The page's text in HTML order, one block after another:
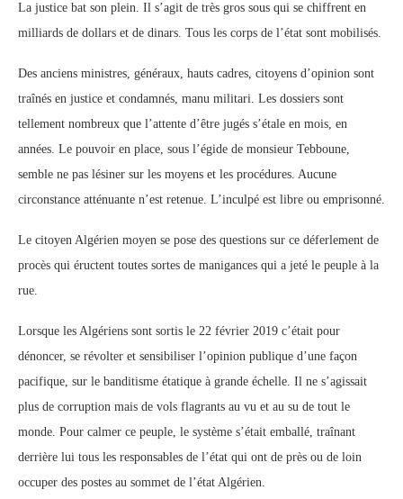
La justice bat son plein. Il s’agit de très gros sous qui se chiffrent en
milliards de dollars et de dinars. Tous les corps de l’état sont mobilisés.
Des anciens ministres, généraux, hauts cadres, citoyens d’opinion sont
traînés en justice et condamnés, manu militari. Les dossiers sont
tellement nombreux que l’attente d’être jugés s’étale en mois, en
années. Le pouvoir en place, sous l’égide de monsieur Tebboune,
semble ne pas lésiner sur les moyens et les procédures. Aucune
circonstance atténuante n’est retenue. L’inculpé est libre ou emprisonné.
Le citoyen Algérien moyen se pose des questions sur ce déferlement de
procès qui éructent toutes sortes de manigances qui a jeté le peuple à la
rue.
Lorsque les Algériens sont sortis le 22 février 2019 c’était pour
dénoncer, se révolter et sensibiliser l’opinion publique d’une façon
pacifique, sur le banditisme étatique à grande échelle. Il ne s’agissait
plus de corruption mais de vols flagrants au vu et au su de tout le
monde. Pour calmer ce peuple, le système s’était emballé, traînant
derrière lui tous les responsables de l’état qui ont de près ou de loin
occuper des postes au sommet de l’état Algérien.